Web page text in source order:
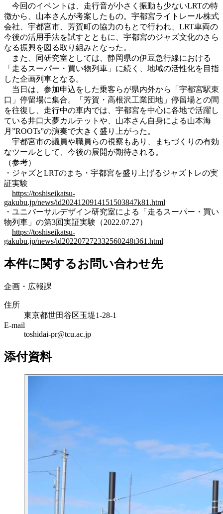
今回のイベントは、走行音が小さく振動も少ないLRTの特
徴から、山本さんが考案したもの。宇都宮ライトレール株式
会社、宇都宮市、芳賀町の協力のもとで行われ、LRT車両の
今後の活用手法を試すとともに、宇都宮のジャズ文化のさら
なる振興を図る取り組みとなった。
また、同研究室としては、静岡県の伊豆急行線における
「走るスーパー・買い物列車」に続く、地域の活性化を目指
した企画列車となる。
当日は、参加申込をした乗客らが県内外から「宇都宮駅東
口」停留場に集合。「芳賀・高根沢工業団地」停留場との間
を往復し、走行中の車内では、宇都宮を中心に各地で活躍し
ている井口大夢カルテットや、山本さん自身による山本海
月”ROOTs”の演奏で大きく盛り上がった。
宇都宮市の議員や職員らの視察もあり、まちづくりの有効
なツールとして、今後の展開が期待される。
（参考）
・ジャズとLRTのまち・宇都宮を盛り上げるジャズトレの実
証実験
https://toshiseikatsu-
gakubu.jp/news/id2024120914151503847k81.html
・ユニバーサルデザイン研究室による「走るスーパー・買い
物列車」の第3回実証実験（2022.07.27）
https://toshiseikatsu-
gakubu.jp/news/id202207272332560248t361.html
本件に関するお問い合わせ先
企画・広報課
住所
東京都世田谷区玉堤1-28-1
E-mail
toshidai-pr@tcu.ac.jp
添付資料